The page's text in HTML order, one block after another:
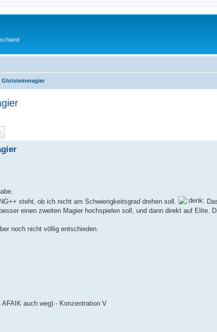
Glutsteinmagier
steht, ob ich nicht am Schwierigkeitsgrad drehen soll.
einen zweiten Magier hochspielen soll, und dann direkt auf Elite.
noch nicht völlig entschieden.
auch weg) - Konzentration V